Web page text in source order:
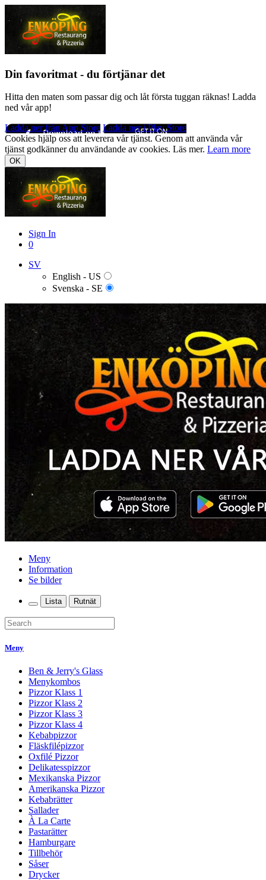
Din favoritmat - du förtjänar det
Hitta den maten som passar dig och låt första tuggan räknas! Ladda
ned vår app!
Ladda ner från App Store Ladda ner i Play Store
Cookies hjälp oss att leverera vår tjänst. Genom att använda vår
tjänst godkänner du användande av cookies. Läs mer. Learn more
OK
Sign In
0
SV
English - US
Svenska - SE
Meny
Information
Se bilder
Lista Rutnät
Meny
Ben & Jerry's Glass
Menykombos
Pizzor Klass 1
Pizzor Klass 2
Pizzor Klass 3
Pizzor Klass 4
Kebabpizzor
Fläskfilépizzor
Oxfilé Pizzor
Delikatesspizzor
Mexikanska Pizzor
Amerikanska Pizzor
Kebabrätter
Sallader
À La Carte
Pastarätter
Hamburgare
Tillbehör
Såser
Drycker